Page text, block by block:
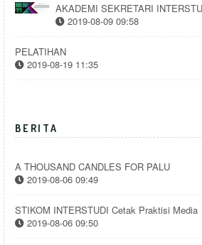
AKADEMI SEKRETARI
2019-08-09 09:58
PELATIHAN
2019-08-19 11:35
BERITA
A THOUSAND CANDLES FOR PALU
2019-08-06 09:49
STIKOM INTERSTUDI Cetak Praktisi Media
2019-08-06 09:50